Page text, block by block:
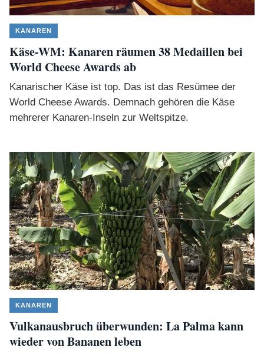
KANAREN
Käse-WM: Kanaren räumen 38 Medaillen bei
World Cheese Awards ab
Kanarischer Käse ist top. Das ist das Resümee der
World Cheese Awards. Demnach gehören die Käse
mehrerer Kanaren-Inseln zur Weltspitze.
KANAREN
Vulkanausbruch überwunden: La Palma kann
wieder von Bananen leben